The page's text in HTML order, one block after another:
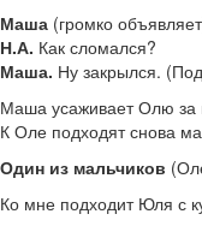
Маша (громко
Н.А. Как сломался?
Маша. Ну закрылся.
Маша усаживает Олю за
К Оле подходят снова
Один из мальчиков
Ко мне подходит Юля с